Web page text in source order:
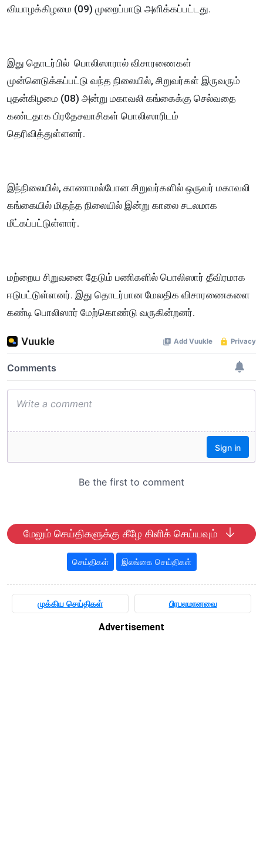
வியாழக்கிழமை (09) முறைப்பாடு அளிக்கப்பட்டது.
இது தொடர்பில் பொலிஸாரால் விசாரணைகள்
முன்னெடுக்கப்பட்டு வந்த நிலையில், சிறுவர்கள் இருவரும்
புதன்கிழமை (08) அன்று மகாவலி கங்கைக்கு செல்வதை
கண்டதாக பிரதேசவாசிகள் பொலிஸாரிடம்
தெரிவித்துள்ளனர்.
இந்நிலையில், காணாமல்போன சிறுவர்களில் ஒருவர் மகாவலி
கங்கையில் மிதந்த நிலையில் இன்று காலை சடலமாக
மீட்கப்பட்டுள்ளார்.
மற்றைய சிறுவனை தேடும் பணிகளில் பொலிஸார் தீவிரமாக
ஈடுபட்டுள்ளனர். இது தொடர்பான மேலதிக விசாரணைகளை
கண்டி பொலிஸார் மேற்கொண்டு வருகின்றனர்.
மேலும் செய்திகளுக்கு கீழே கிளிக் செய்யவும்
செய்திகள் இலங்கை செய்திகள்
முக்கிய செய்திகள் பிரபலமானவை
Advertisement